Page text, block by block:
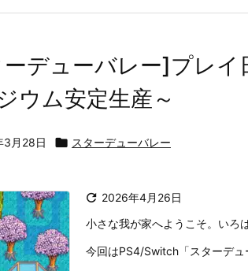
デューバレー]プレ
ウム安定生産～
3月28日  スターデューバレー
 2026年4月26日
小さな我が家へようこそ。いろ
今回はPS4/Switch「スターデュ